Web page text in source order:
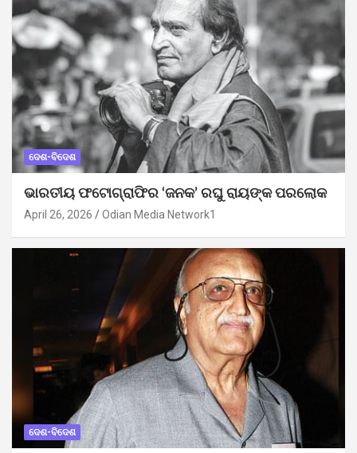
ଦେଶ-ବିଦେଶ
ଭାରତୀୟ ଫଟୋଗ୍ରାଫିର ‘ଜନକ’ ରଘୁ ରାୟଙ୍କ ପରଲୋକ
April 26, 2026 Odian Media Network1
ଦେଶ-ବିଦେଶ